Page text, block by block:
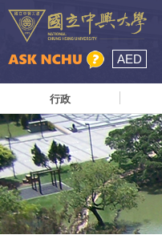
AED
行政